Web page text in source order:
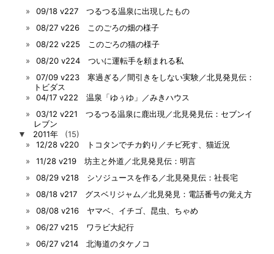
09/18 v227 つるつる温泉に出現したもの
08/27 v226 このごろの畑の様子
08/22 v225 このごろの猫の様子
08/20 v224 ついに運転手を頼まれる私
07/09 v223 寒過ぎる／間引きをしない実験／北見発見伝：
トビダス
04/17 v222 温泉「ゆぅゆ」／みきハウス
03/12 v221 つるつる温泉に鹿出現／北見発見伝：セブンイ
レブン
▼
2011年
(15)
12/28 v220 トコタンでチカ釣り／チビ死す、猫近況
11/28 v219 坊主と外道／北見発見伝：明言
08/29 v218 シソジュースを作る／北見発見伝：社長宅
08/18 v217 グスベリジャム／北見発見：電話番号の覚え方
08/08 v216 ヤマベ、イチゴ、昆虫、ちゃめ
06/27 v215 ワラビ大紀行
06/27 v214 北海道のタケノコ